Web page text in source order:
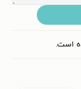
است.